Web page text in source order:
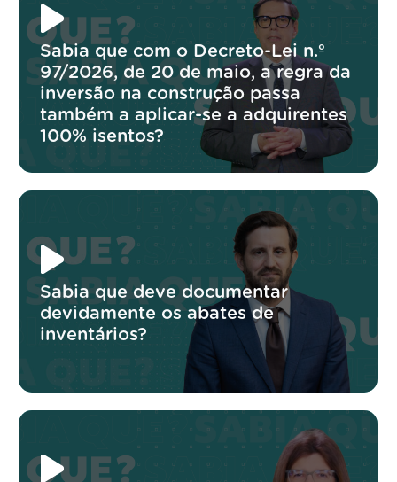
Sabia que com o Decreto-Lei n.º
97/2026, de 20 de maio, a regra da
inversão na construção passa
também a aplicar-se a adquirentes
100% isentos?
Sabia que deve documentar
devidamente os abates de
inventários?